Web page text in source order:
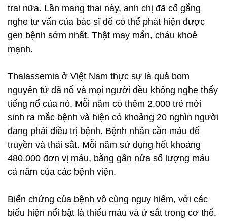
trai nữa. Lần mang thai này, anh chị đã cố gắng
nghe tư vấn của bác sĩ để có thể phát hiện được
gen bệnh sớm nhất. Thật may mắn, cháu khoẻ
mạnh.
Thalassemia ở Việt Nam thực sự là quả bom
nguyên tử đã nổ và mọi người đều không nghe thấy
tiếng nổ của nó. Mỗi năm có thêm 2.000 trẻ mới
sinh ra mắc bệnh và hiện có khoảng 20 nghìn người
đang phải điều trị bệnh. Bệnh nhân cần máu để
truyền và thải sắt. Mỗi năm sử dụng hết khoảng
480.000 đơn vị máu, bằng gần nửa số lượng máu
cả năm của các bệnh viện.
Biến chứng của bệnh vô cùng nguy hiểm, với các
biểu hiện nổi bật là thiếu máu và ứ sắt trong cơ thể.